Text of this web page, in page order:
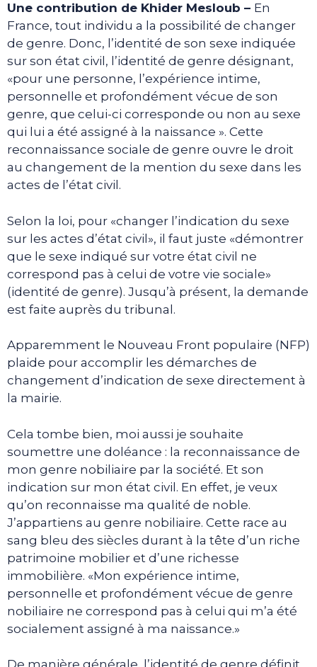
Une contribution de Khider Mesloub – En
France, tout individu a la possibilité de changer
de genre. Donc, l’identité de son sexe indiquée
sur son état civil, l’identité de genre désignant,
«pour une personne, l’expérience intime,
personnelle et profondément vécue de son
genre, que celui-ci corresponde ou non au sexe
qui lui a été assigné à la naissance ». Cette
reconnaissance sociale de genre ouvre le droit
au changement de la mention du sexe dans les
actes de l’état civil.
Selon la loi, pour «changer l’indication du sexe
sur les actes d’état civil», il faut juste «démontrer
que le sexe indiqué sur votre état civil ne
correspond pas à celui de votre vie sociale»
(identité de genre). Jusqu’à présent, la demande
est faite auprès du tribunal.
Apparemment le Nouveau Front populaire (NFP)
plaide pour accomplir les démarches de
changement d’indication de sexe directement à
la mairie.
Cela tombe bien, moi aussi je souhaite
soumettre une doléance : la reconnaissance de
mon genre nobiliaire par la société. Et son
indication sur mon état civil. En effet, je veux
qu’on reconnaisse ma qualité de noble.
J’appartiens au genre nobiliaire. Cette race au
sang bleu des siècles durant à la tête d’un riche
patrimoine mobilier et d’une richesse
immobilière. «Mon expérience intime,
personnelle et profondément vécue de genre
nobiliaire ne correspond pas à celui qui m’a été
socialement assigné à ma naissance.»